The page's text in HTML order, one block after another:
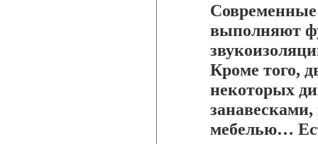
выполняют
Кроме того,
некоторых
мебелью…